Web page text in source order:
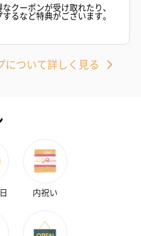
クーポンが受け取れたり、
るなど特典がございます。
について詳しく見る
内祝い